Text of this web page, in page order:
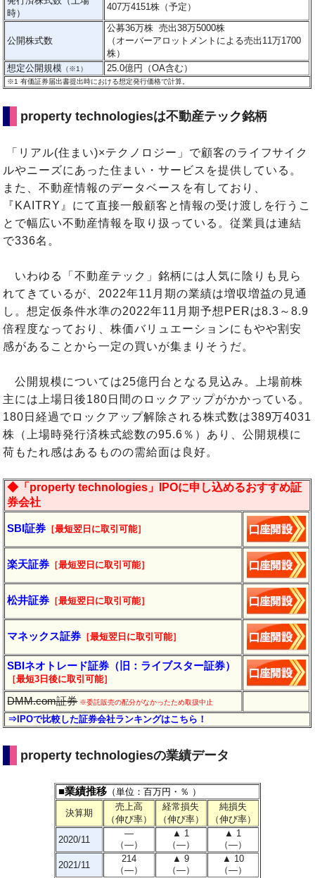
時）
407万4151株（予定）
公開株式数
公募36万株 売出38万5000株
（オーバーアロットメントによる売出11万1700
株）
想定公開規模 （※1） 25.0億円（OA含む）
※1有価証券届出書提出時における想定発行価格で計算。
property technologiesは不動産テック銘柄
「リアル(住まい)×テクノロジー」で顧客のライフサイク
ルやニーズにあった住まい・サービスを提供している。
また、不動産情報のデータベースを有しており、
『KAITRY』にて直接一般顧客と情報の受け渡しを行うこ
とで幅広い不動産情報を取り扱っている。従業員は連結
で336名。
いわゆる「不動産テック」銘柄には人気に陰りも見ら
れてきているが、2022年11月期の業績は増収増益の見通
し。想定仮条件水準の2022年11月期予想PERは8.3～8.9
倍程度なっており、株価バリュエーションにもやや割安
感があることから一定の買いが集まりそうだ。
公開規模については25億円台となる見込み。上場前株
主には上場日後180日間のロックアップがかかっている。
180日経過でロックアップ解除される株式数は389万4031
株（上場時発行済株式総数の95.6％）あり、公開規模に
荷もたれ感はあるものの需給面は良好。
◆「property technologies」IPOに申し込めるおすすめ証
券会社
SBI証券 ［最短翌日に取引可能］
楽天証券 ［最短翌日に取引可能］
松井証券 ［最短翌日に取引可能］
マネックス証券 ［最短翌日に取引可能］
SBIネオトレード証券（旧：ライブスター証券）
［最短3日後に取引可能］
DMM.com証券※委託販売の配分がなかったため取扱中止
⇒IPOで比較した証券会社ランキングはこちら！
property technologiesの業績データ
■業績推移（単位：百万円・％ ）
決算期
売上高
（伸び率）
経常損失
（伸び率）
純損失
（伸び率）
2020/11
―
（―）
▲ 1
（―）
▲ 1
（―）
2021/11
214
（―）
▲ 9
（―）
▲ 10
（―）